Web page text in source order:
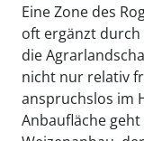
Eine Zone des
oft ergänzt
die
nicht nur relativ
anspruchslos im
Anbaufläche